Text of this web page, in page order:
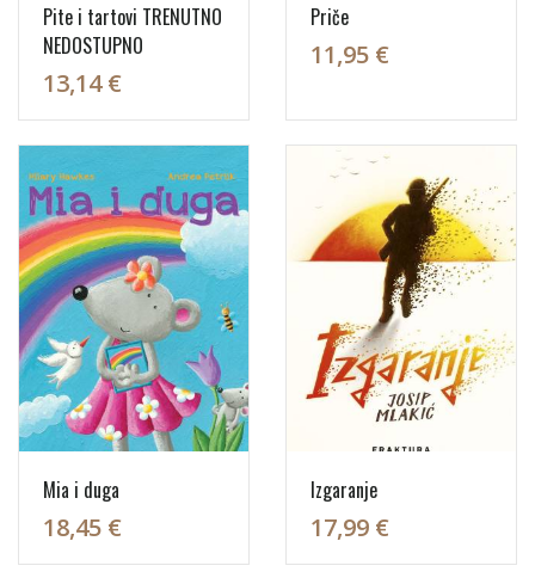
Pite i tartovi TRENUTNO
NEDOSTUPNO
13,14 €
Priče
11,95 €
Mia i duga
18,45 €
Izgaranje
17,99 €